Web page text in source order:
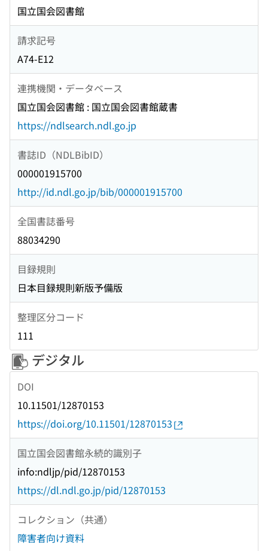
国立国会図書館
請求記号
A74-E12
連携機関・データベース
国立国会図書館 : 国立国会図書館蔵書
https://ndlsearch.ndl.go.jp
書誌ID（NDLBibID）
000001915700
http://id.ndl.go.jp/bib/000001915700
全国書誌番号
88034290
目録規則
日本目録規則新版予備版
整理区分コード
111
デジタル
DOI
10.11501/12870153
https://doi.org/10.11501/12870153
国立国会図書館永続的識別子
info:ndljp/pid/12870153
https://dl.ndl.go.jp/pid/12870153
コレクション（共通）
障害者向け資料